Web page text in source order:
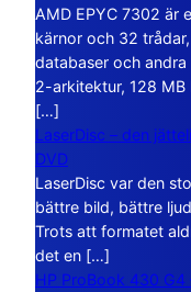
AMD EPYC 7302 är
kärnor och 32
databaser och
2-arkitektur, 128
[…]
LaserDisc – den
DVD
LaserDisc var den
bättre bild, bättre
Trots att formatet
det en […]
HP ProBook 430